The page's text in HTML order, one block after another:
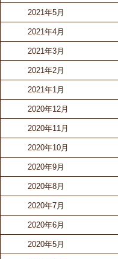
2021年5月
2021年4月
2021年3月
2021年2月
2021年1月
2020年12月
2020年11月
2020年10月
2020年9月
2020年8月
2020年7月
2020年6月
2020年5月